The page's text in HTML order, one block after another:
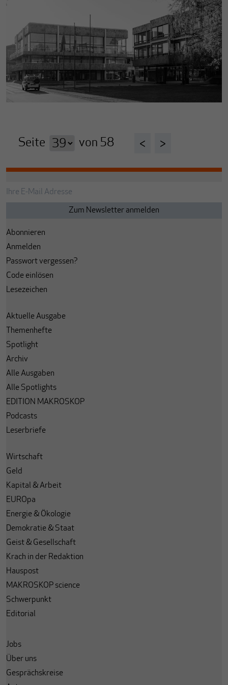
Seite von 58 < >
Abonnieren
Anmelden
Passwort vergessen?
Code einlösen
Lesezeichen
Aktuelle Ausgabe
Themenhefte
Spotlight
Archiv
Alle Ausgaben
Alle Spotlights
EDITION MAKROSKOP
Podcasts
Leserbriefe
Wirtschaft
Geld
Kapital & Arbeit
EUROpa
Energie & Ökologie
Demokratie & Staat
Geist & Gesellschaft
Krach in der Redaktion
Hauspost
MAKROSKOP science
Schwerpunkt
Editorial
Jobs
Über uns
Gesprächskreise